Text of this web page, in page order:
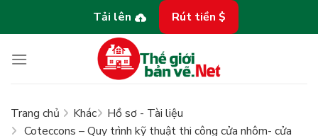
dung
Tải lên Rút tiền $
Trang chủ Khác
Hồ sơ - Tài liệu
Coteccons – Quy trình kỹ thuật thi công cửa nhôm- cửa